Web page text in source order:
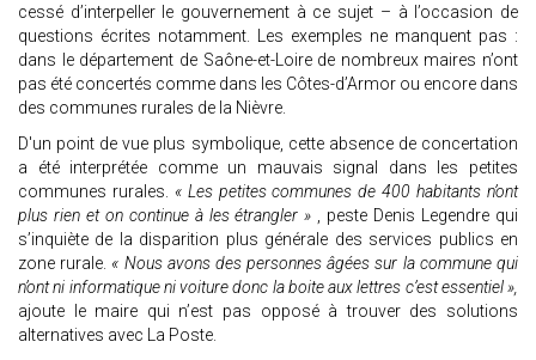
cessé d’interpeller le gouvernement à ce sujet – à l’occasion de
questions écrites notamment. Les exemples ne manquent pas :
dans le département de Saône-et-Loire de nombreux maires n’ont
pas été concertés comme dans les Côtes-d’Armor ou encore dans
des communes rurales de la Nièvre.
D'un point de vue plus symbolique, cette absence de concertation
a été interprétée comme un mauvais signal dans les petites
communes rurales. « Les petites communes de 400 habitants n’ont
plus rien et on continue à les étrangler » , peste Denis Legendre qui
s’inquiète de la disparition plus générale des services publics en
zone rurale. « Nous avons des personnes âgées sur la commune qui
n’ont ni informatique ni voiture donc la boite aux lettres c’est essentiel »,
ajoute le maire qui n’est pas opposé à trouver des solutions
alternatives avec La Poste.